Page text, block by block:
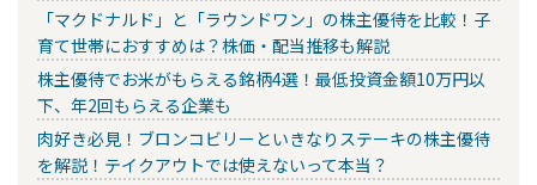
「マクドナルド」と「ラウンドワン」の株主優待を比較！子
育て世帯におすすめは？株価・配当推移も解説
株主優待でお米がもらえる銘柄4選！最低投資金額10万円以
下、年2回もらえる企業も
肉好き必見！ブロンコビリーといきなりステーキの株主優待
を解説！テイクアウトでは使えないって本当？